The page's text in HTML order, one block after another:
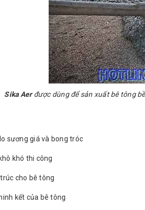
Sika Aerđược dùng để sản xuất bê tông
sương giá và bong tróc
khó thi công
cho bê tông
kết của bê tông